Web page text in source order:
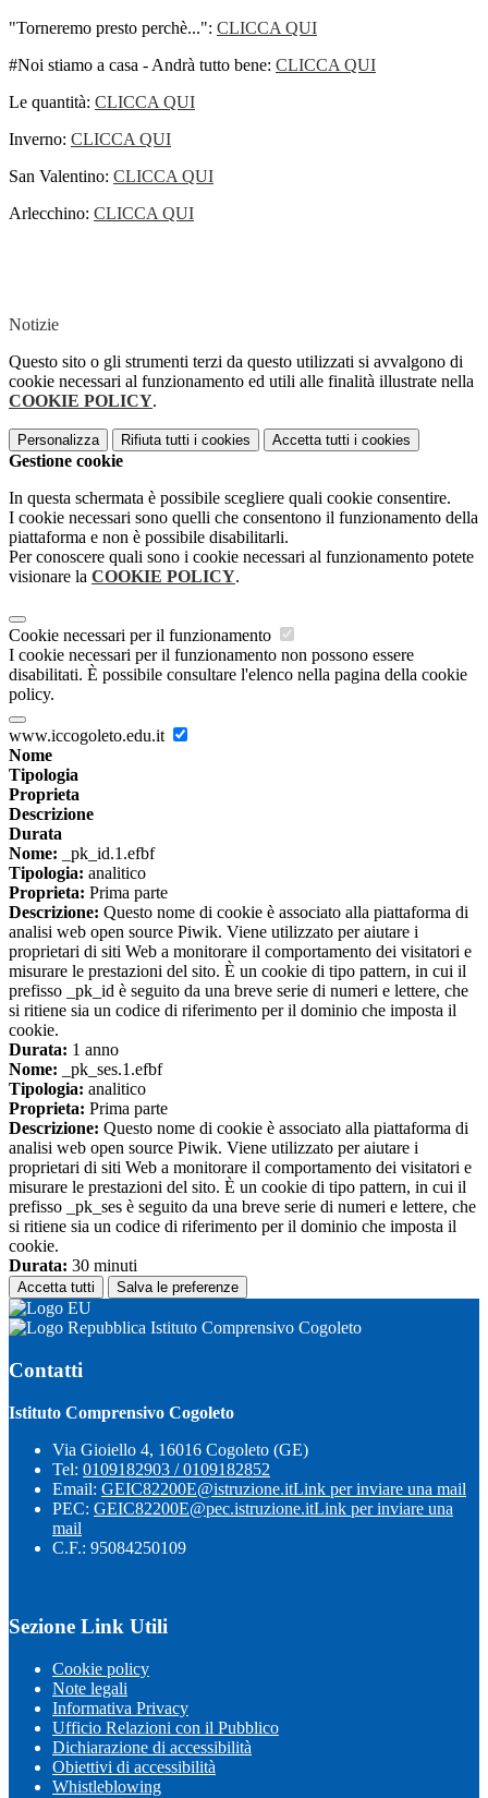
"Torneremo presto perchè...": CLICCA QUI
#Noi stiamo a casa - Andrà tutto bene: CLICCA QUI
Le quantità: CLICCA QUI
Inverno: CLICCA QUI
San Valentino: CLICCA QUI
Arlecchino: CLICCA QUI
Notizie
Questo sito o gli strumenti terzi da questo utilizzati si avvalgono di
cookie necessari al funzionamento ed utili alle finalità illustrate nella
COOKIE POLICY.
Personalizza Rifiuta tutti i cookies Accetta tutti i cookies
Gestione cookie
In questa schermata è possibile scegliere quali cookie consentire.
I cookie necessari sono quelli che consentono il funzionamento della
piattaforma e non è possibile disabilitarli.
Per conoscere quali sono i cookie necessari al funzionamento potete
visionare la COOKIE POLICY.
Cookie necessari per il funzionamento
I cookie necessari per il funzionamento non possono essere
disabilitati. È possibile consultare l'elenco nella pagina della cookie
policy.
www.iccogoleto.edu.it
Nome
Tipologia
Proprieta
Descrizione
Durata
Nome: _pk_id.1.efbf
Tipologia: analitico
Proprieta: Prima parte
Descrizione: Questo nome di cookie è associato alla piattaforma di
analisi web open source Piwik. Viene utilizzato per aiutare i
proprietari di siti Web a monitorare il comportamento dei visitatori e
misurare le prestazioni del sito. È un cookie di tipo pattern, in cui il
prefisso _pk_id è seguito da una breve serie di numeri e lettere, che
si ritiene sia un codice di riferimento per il dominio che imposta il
cookie.
Durata: 1 anno
Nome: _pk_ses.1.efbf
Tipologia: analitico
Proprieta: Prima parte
Descrizione: Questo nome di cookie è associato alla piattaforma di
analisi web open source Piwik. Viene utilizzato per aiutare i
proprietari di siti Web a monitorare il comportamento dei visitatori e
misurare le prestazioni del sito. È un cookie di tipo pattern, in cui il
prefisso _pk_ses è seguito da una breve serie di numeri e lettere, che
si ritiene sia un codice di riferimento per il dominio che imposta il
cookie.
Durata: 30 minuti
Accetta tutti Salva le preferenze
Istituto Comprensivo Cogoleto
Contatti
Istituto Comprensivo Cogoleto
Via Gioiello 4, 16016 Cogoleto (GE)
Tel: 0109182903 / 0109182852
Email: GEIC82200E@istruzione.itLink per inviare una mail
PEC: GEIC82200E@pec.istruzione.itLink per inviare una
mail
C.F.: 95084250109
Sezione Link Utili
Cookie policy
Note legali
Informativa Privacy
Ufficio Relazioni con il Pubblico
Dichiarazione di accessibilità
Obiettivi di accessibilità
Whistleblowing